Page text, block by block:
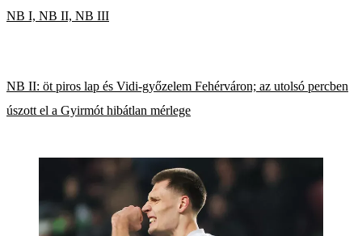
NB I, NB II, NB III
NB II: öt piros lap és Vidi-győzelem Fehérváron; az utolsó percben
úszott el a Gyirmót hibátlan mérlege